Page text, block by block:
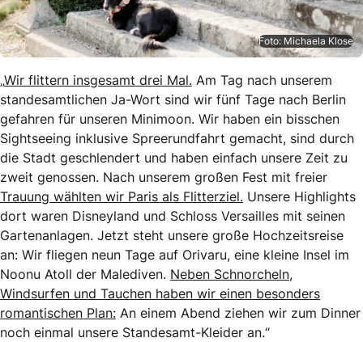
Foto: Michaela Klose
„Wir flittern insgesamt drei Mal. Am Tag nach unserem
standesamtlichen Ja-Wort sind wir fünf Tage nach Berlin
gefahren für unseren Minimoon. Wir haben ein bisschen
Sightseeing inklusive Spreerundfahrt gemacht, sind durch
die Stadt geschlendert und haben einfach unsere Zeit zu
zweit genossen. Nach unserem großen Fest mit freier
Trauung wählten wir Paris als Flitterziel. Unsere Highlights
dort waren Disneyland und Schloss Versailles mit seinen
Gartenanlagen. Jetzt steht unsere große Hochzeitsreise
an: Wir fliegen neun Tage auf Orivaru, eine kleine Insel im
Noonu Atoll der Malediven. Neben Schnorcheln,
Windsurfen und Tauchen haben wir einen besonders
romantischen Plan: An einem Abend ziehen wir zum Dinner
noch einmal unsere Standesamt-Kleider an.“